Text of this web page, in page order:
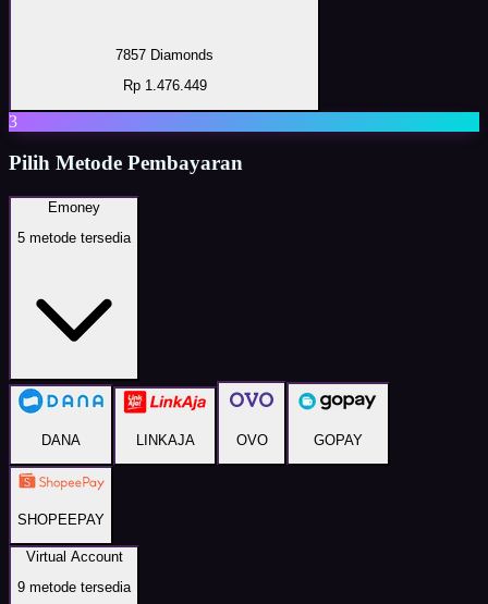
7857 Diamonds
Rp 1.476.449
3
Pilih Metode Pembayaran
Emoney
5 metode tersedia
DANA LINKAJA OVO GOPAY
SHOPEEPAY
Virtual Account
9 metode tersedia